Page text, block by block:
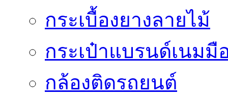
กระเบื้องยางลายไม้
กระเป๋าแบรนด์เนมมื
กล้องติดรถยนต์